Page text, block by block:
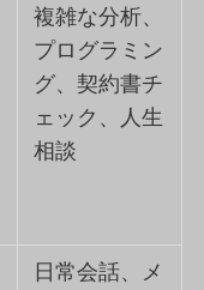
複雑な分析、
プログラミン
グ、契約書チ
ェック、人生
相談
日常会話、メ